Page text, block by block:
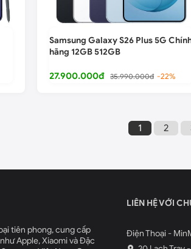
Samsung Galaxy S26 Plus 5G
hãng 12GB 512GB
27.900.000đ 35.990.000đ -22%
1 2
tiên phong, cung cấp
Apple, Xiaomi và Đặc
LIÊN HỆ VỚI
Điện Thoại -